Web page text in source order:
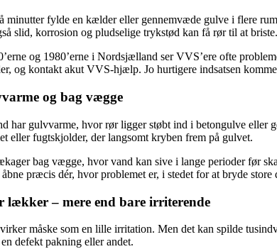
minutter fylde en kælder eller gennemvæde gulve i flere
slid, korrosion og pludselige trykstød kan få rør til at briste.
og 1980’erne i Nordsjælland ser VVS’ere ofte
og kontakt akut VVS-hjælp. Jo hurtigere indsatsen
og bag vægge
har gulvvarme, hvor rør ligger støbt ind i betongulve eller
eller fugtskjolder, der langsomt kryben frem på gulvet.
bag vægge, hvor vand kan sive i lange perioder før
præcis dér, hvor problemet er, i stedet for at bryde
lækker – mere end bare irriterende
måske som en lille irritation. Men det kan spilde
defekt pakning eller andet.